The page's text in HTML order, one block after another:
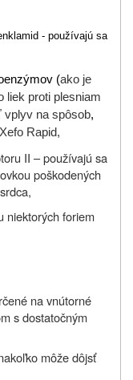
- používajú sa
(ako je
liek proti plesniam
vplyv na spôsob,
Xefo Rapid,
II – používajú sa
poškodených
niektorých foriem
na vnútorné
s dostatočným
môže dôjsť